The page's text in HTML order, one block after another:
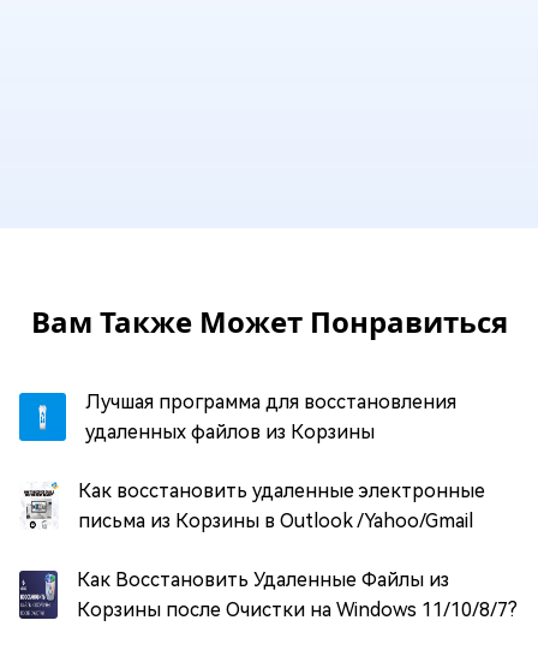
Вам Также Может Понравиться
Лучшая программа для восстановления
удаленных файлов из Корзины
Как восстановить удаленные электронные
письма из Корзины в Outlook /Yahoo/Gmail
Как Восстановить Удаленные Файлы из
Корзины после Очистки на Windows 11/10/8/7?